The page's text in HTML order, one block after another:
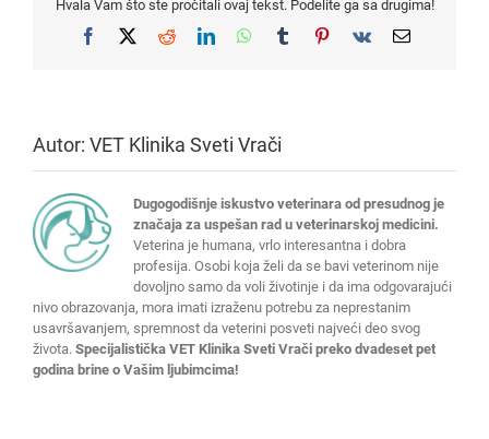
Hvala Vam što ste pročitali ovaj tekst. Podelite ga sa drugima!
Facebook
X RedditLinkedInWhatsApp
TumblrPinterest
Vk Email
Autor: VET Klinika Sveti Vrači
Dugogodišnje iskustvo veterinara od presudnog je
značaja za uspešan rad u veterinarskoj medicini.
Veterina je humana, vrlo interesantna i dobra
profesija. Osobi koja želi da se bavi veterinom nije
dovoljno samo da voli životinje i da ima odgovarajući
nivo obrazovanja, mora imati izraženu potrebu za neprestanim
usavršavanjem, spremnost da veterini posveti najveći deo svog
života. Specijalistička VET Klinika Sveti Vrači preko dvadeset pet
godina brine o Vašim ljubimcima!